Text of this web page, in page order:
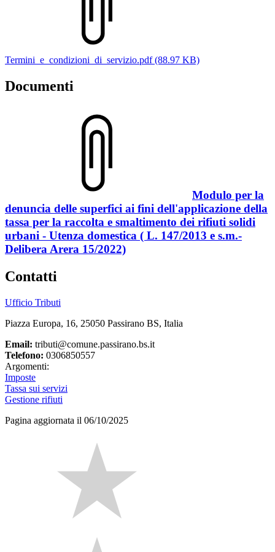
Termini_e_condizioni_di_servizio.pdf (88.97 KB)
Documenti
Modulo per la
denuncia delle superfici ai fini dell'applicazione della
tassa per la raccolta e smaltimento dei rifiuti solidi
urbani - Utenza domestica ( L. 147/2013 e s.m.-
Delibera Arera 15/2022)
Contatti
Ufficio Tributi
Piazza Europa, 16, 25050 Passirano BS, Italia
Email: tributi@comune.passirano.bs.it
Telefono: 0306850557
Argomenti:
Imposte
Tassa sui servizi
Gestione rifiuti
Pagina aggiornata il 06/10/2025